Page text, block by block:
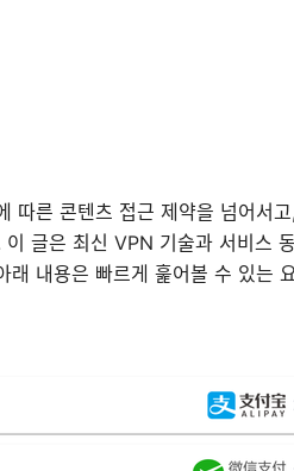
따른 콘텐츠 접근 제약을 넘어서고
글은 최신 VPN 기술과 서비스
래 내용은 빠르게 훑어볼 수 있는